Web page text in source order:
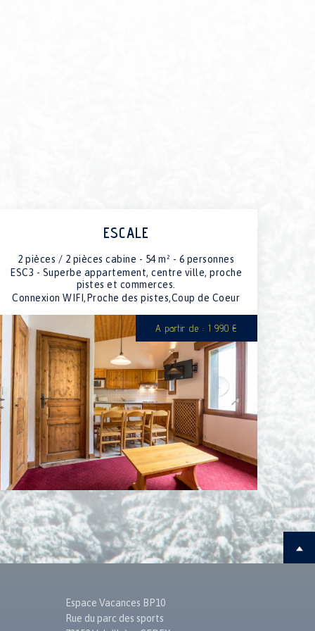
ESCALE
2 pièces / 2 pièces cabine - 54 m² - 6 personnes
ESC3 - Superbe appartement, centre ville, proche
pistes et commerces.
Connexion WIFI,Proche des pistes,Coup de Coeur
A partir de : 1 990 €
Espace Vacances BP10
Rue du parc des sports